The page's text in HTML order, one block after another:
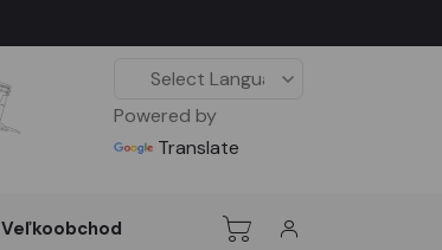
Powered by
Translate
Veľkoobchod